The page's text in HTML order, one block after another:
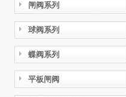
闸阀系列
球阀系列
蝶阀系列
平板闸阀